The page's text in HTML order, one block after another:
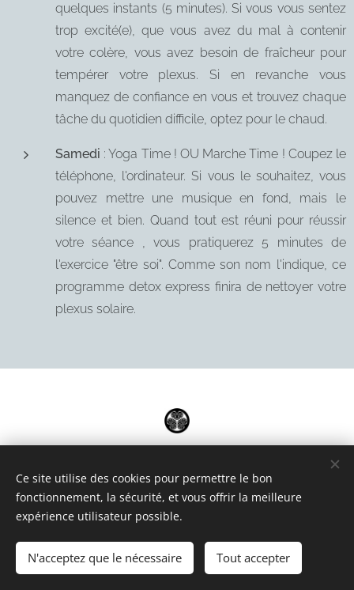
quelques instants (5 minutes). Si vous vous sentez
trop excité(e), que vous avez du mal à contenir
votre colère, vous avez besoin de fraîcheur pour
tempérer votre plexus. Si en revanche vous
manquez de confiance en vous et trouvez chaque
tâche du quotidien difficile, optez pour le chaud.
Samedi : Yoga Time ! OU Marche Time ! Coupez le
téléphone, l'ordinateur. Si vous le souhaitez, vous
pouvez mettre une musique en fond, mais le
silence et bien. Quand tout est réuni pour réussir
votre séance , vous pratiquerez 5 minutes de
l'exercice "être soi". Comme son nom l'indique, ce
programme detox express finira de nettoyer votre
plexus solaire.
Claude GIRAULT - www.claudessentiel.com
Société Individuelle E.M.T & AUM est enregistré en Suisse CH -
©2012-2026 EMT - All Rights Reserved - Optimisé par
Ce site utilise des cookies pour permettre le bon
fonctionnement, la sécurité, et vous offrir la meilleure
expérience utilisateur possible.
N'acceptez que le nécessaire Tout accepter